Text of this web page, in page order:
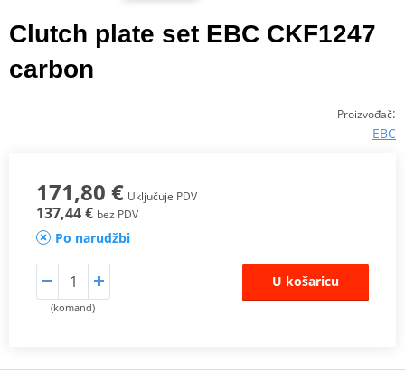
Clutch plate set EBC CKF1247
carbon
Proizvođač:
EBC
171,80 € Uključuje PDV
137,44 € bez PDV
Po narudžbi
(komand)
U košaricu